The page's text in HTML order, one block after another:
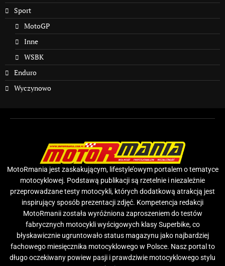
Sport
MotoGP
Inne
WSBK
Enduro
Wyczynowo
MotoRmania jest zaskakującym, lifestyle’owym portalem o tematyce
motocyklowej. Podstawą publikacji są rzetelnie i niezależnie
przeprowadzane testy motocykli, których dodatkową atrakcją jest
inspirujący sposób prezentacji zdjęć. Kompetencja redakcji
MotoRmanii została wyróżniona zaproszeniem do testów
fabrycznych motocykli wyścigowych klasy Superbike, co
błyskawicznie ugruntowało status magazynu jako najbardziej
fachowego miesięcznika motocyklowego w Polsce. Nasz portal to
długo oczekiwany powiew pasji i prawdziwie motocyklowego stylu